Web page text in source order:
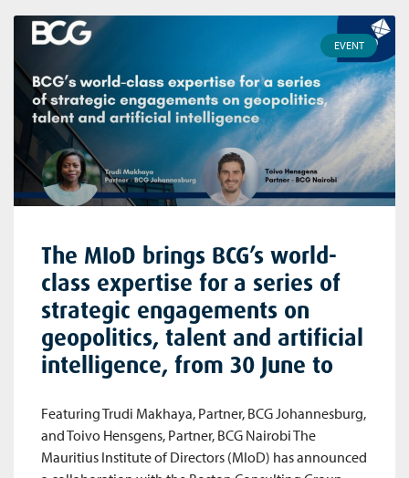
EVENT
The MIoD brings BCG’s world-
class expertise for a series of
strategic engagements on
geopolitics, talent and artificial
intelligence, from 30 June to
Featuring Trudi Makhaya, Partner, BCG Johannesburg,
and Toivo Hensgens, Partner, BCG Nairobi The
Mauritius Institute of Directors (MIoD) has announced